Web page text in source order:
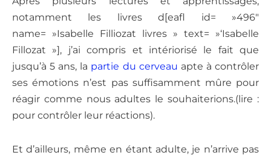
notamment les livres d[eafl id= »496″
name= »Isabelle Filliozat livres » text= »‘Isabelle
Fillozat »], j’ai compris et intériorisé le fait que
jusqu’à 5 ans, la partie du cerveau apte à contrôler
ses émotions n’est pas suffisamment mûre pour
réagir comme nous adultes le souhaiterions.(lire :
pour contrôler leur réactions).
Et d’ailleurs, même en étant adulte, je n’arrive pas